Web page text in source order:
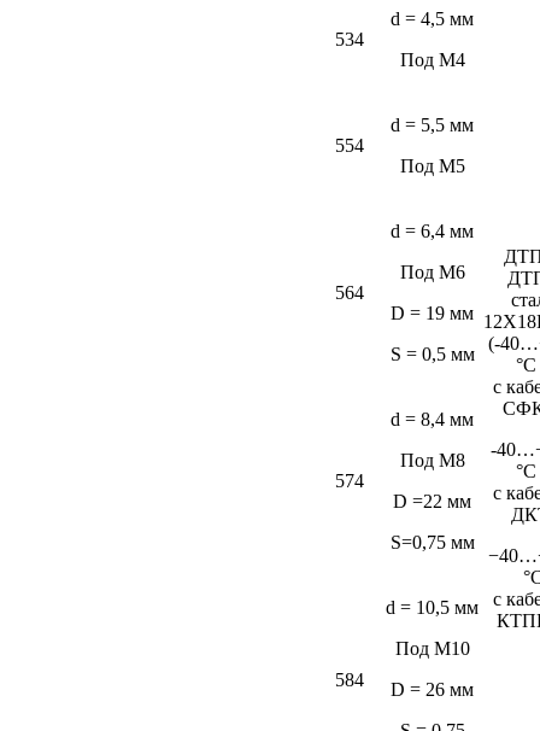
534
d = 4,5 мм
Под М4
(-
°C
c
-
°C
c
c
554
d = 5,5 мм
Под М5
564
d = 6,4 мм
Под М6
D = 19 мм
S = 0,5 мм
574
d = 8,4 мм
Под М8
D =22 мм
S=0,75 мм
584
d = 10,5 мм
Под М10
D = 26 мм